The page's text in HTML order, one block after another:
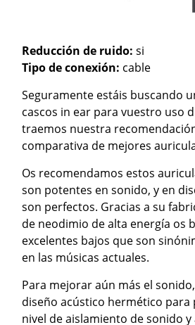
Reducción de ruido:si
Tipo de conexión: cable
Seguramente estáis buscando
cascos in ear para vuestro uso
traemos nuestra
comparativa de mejores
Os recomendamos estos
son potentes en sonido, y en
son perfectos. Gracias a su
de neodimio de alta energía os
excelentes bajos que son
en las músicas actuales.
Para mejorar aún más el
diseño acústico hermético
nivel de aislamiento de sonido